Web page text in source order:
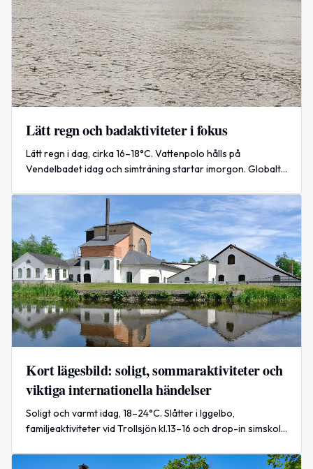
Lätt regn och badaktiviteter i fokus
Lätt regn i dag, cirka 16–18°C. Vattenpolo hålls på
Vendelbadet idag och simträning startar imorgon. Globalt:
Kort lägesbild: soligt, sommaraktiviteter och
viktiga internationella händelser
Soligt och varmt idag, 18–24°C. Slåtter i Iggelbo,
familjeaktiviteter vid Trollsjön kl.13–16 och drop-in simskola